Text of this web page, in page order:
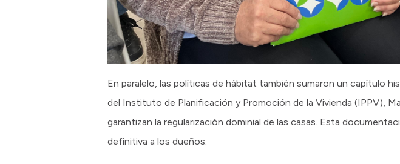
En paralelo, las políticas de hábitat también sumaron un capítulo
del Instituto de Planificación y Promoción de la Vivienda (IPPV),
garantizan la regularización dominial de las casas. Esta
definitiva a los dueños.